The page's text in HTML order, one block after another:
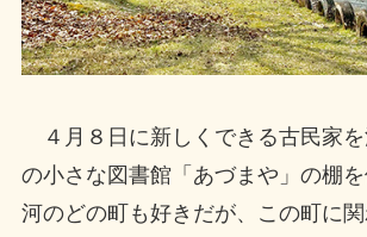
４月８日に新しくできる古民家
の小さな図書館「あづまや」の棚
河のどの町も好きだが、この町に